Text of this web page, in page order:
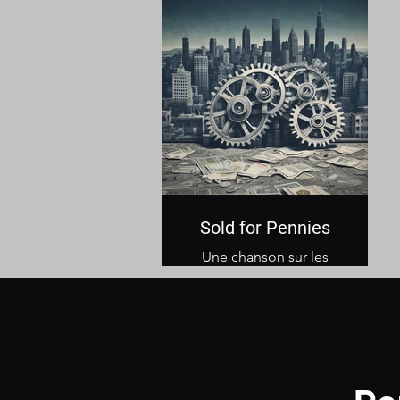
Sold for Pennies
Une chanson sur les
conditions de travail de